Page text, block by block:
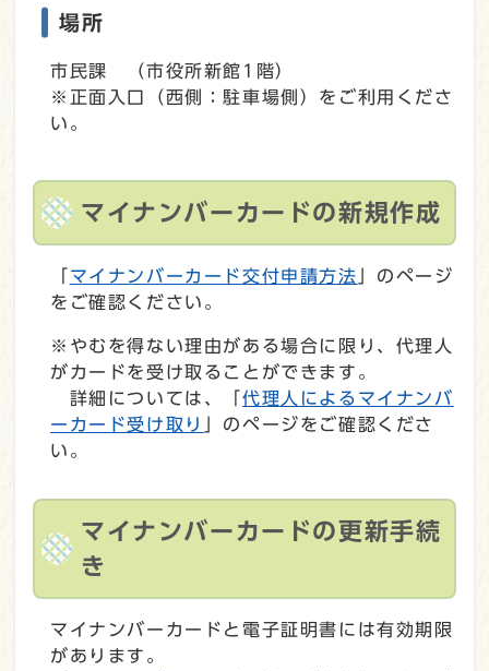
場所
市民課 （市役所新館1階）
※正面入口（西側：駐車場側）をご利用くださ
い。
マイナンバーカードの新規作成
「マイナンバーカード交付申請方法
」のページ
をご確認ください。
※やむを得ない理由がある場合に限り、代理人
がカードを受け取ることができます。
詳細については、「代理人によるマイナンバ
ーカード受け取り
」のページをご確認くださ
い。
マイナンバーカードの更新手続
き
マイナンバーカードと電子証明書には有効期限
があります。